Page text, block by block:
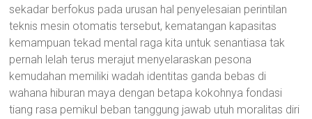
sekadar berfokus pada urusan hal penyelesaian perintilan
teknis mesin otomatis tersebut, kematangan kapasitas
kemampuan tekad mental raga kita untuk senantiasa tak
pernah lelah terus merajut menyelaraskan pesona
kemudahan memiliki wadah identitas ganda bebas di
wahana hiburan maya dengan betapa kokohnya fondasi
tiang rasa pemikul beban tanggung jawab utuh moralitas diri